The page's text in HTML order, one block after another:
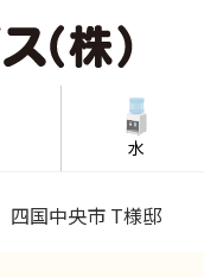
水
四国中央市 T様邸